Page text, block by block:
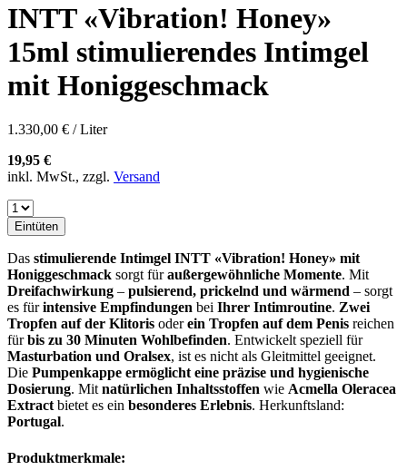
INTT «Vibration! Honey»
15ml stimulierendes Intimgel
mit Honiggeschmack
1.330,00 € / Liter
19,95 €
inkl. MwSt., zzgl. Versand
Eintüten
Das stimulierende Intimgel INTT «Vibration! Honey» mit
Honiggeschmack sorgt füraußergewöhnliche Momente. Mit
Dreifachwirkung – pulsierend, prickelnd und wärmend – sorgt
es fürintensive Empfindungen bei Ihrer Intimroutine. Zwei
Tropfen auf der Klitoris oderein Tropfen auf dem Penis reichen
fürbis zu 30 Minuten Wohlbefinden. Entwickelt speziell für
Masturbation und Oralsex, ist es nicht als Gleitmittel geeignet.
Die Pumpenkappe ermöglicht eine präzise und hygienische
Dosierung. Mit natürlichen Inhaltsstoffen wie Acmella Oleracea
Extract bietet es ein besonderes Erlebnis. Herkunftsland:
Portugal.
Produktmerkmale: